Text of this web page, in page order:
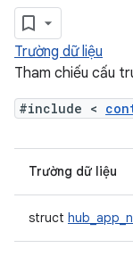
Trường dữ liệu
Tham chiếu cấu
#include <
Trường dữ liệu
struct